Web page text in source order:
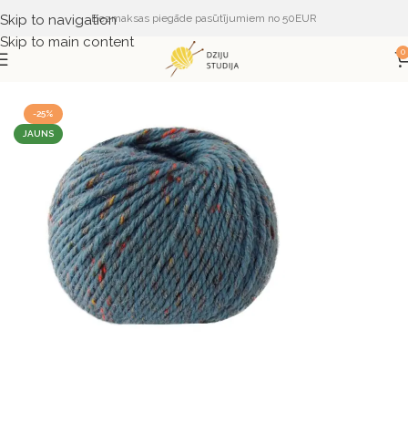
Skip to navigation
Skip to main content
Bezmaksas piegāde pasūtījumiem no 50EUR
0
DZIJA PĒC RAŽOTĀJA
-25%
JAUNS